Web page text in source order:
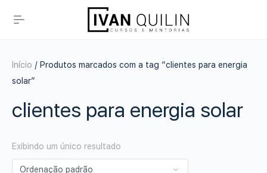
Início / Produtos marcados com a tag “clientes para energia
solar”
clientes para energia solar
Exibindo um único resultado